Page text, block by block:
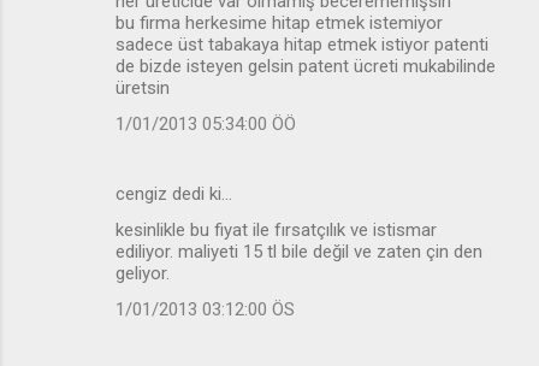
bu firma herkesime hitap etmek istemiyor
sadece üst tabakaya hitap etmek istiyor patenti
de bizde isteyen gelsin patent ücreti mukabilinde
üretsin
1/01/2013 05:34:00 ÖÖ
cengiz dedi ki…
kesinlikle bu fiyat ile fırsatçılık ve istismar
ediliyor. maliyeti 15 tl bile değil ve zaten çin den
geliyor.
1/01/2013 03:12:00 ÖS